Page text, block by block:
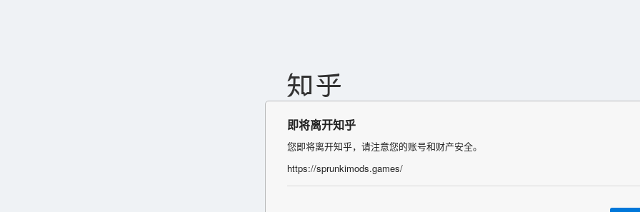
即将离开知乎
您即将离开知乎，请注意您的账号和财产安全。
https://sprunkimods.games/